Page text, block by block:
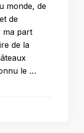
monde, de
de
ma part
de la
le …